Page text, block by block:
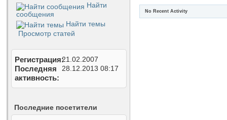
Найти
сообщения
Найти темы
Просмотр статей
Регистрация21.02.2007
Последняя
активность
28.12.2013 08:17
Последние посетители
No Recent Activity